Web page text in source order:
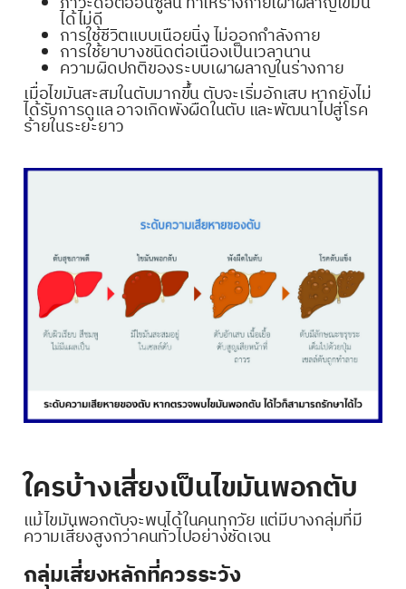
ได้ไม่ดี
การใช้ชีวิตแบบเนือยนิ่ง ไม่ออกกำลังกาย
การใช้ยาบางชนิดต่อเนื่องเป็นเวลานาน
ความผิดปกติของระบบเผาผลาญในร่างกาย
เมื่อไขมันสะสมในตับมากขึ้น ตับจะเริ่มอักเสบ หากยังไม่
ได้รับการดูแล อาจเกิดพังผืดในตับ และพัฒนาไปสู่โรค
ร้ายในระยะยาว
ใครบ้างเสี่ยงเป็นไขมันพอกตับ
แม้ไขมันพอกตับจะพบได้ในคนทุกวัย แต่มีบางกลุ่มที่มี
ความเสี่ยงสูงกว่าคนทั่วไปอย่างชัดเจน
กลุ่มเสี่ยงหลักที่ควรระวัง